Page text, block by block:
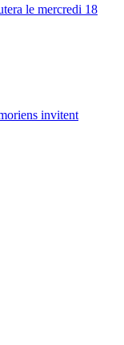
le mercredi 18
invitent